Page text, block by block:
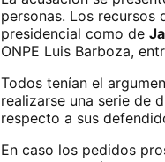
personas. Los
presidencial como de
ONPE Luis Barboza,
Todos tenían el
realizarse una serie de
respecto a sus
En caso los pedidos